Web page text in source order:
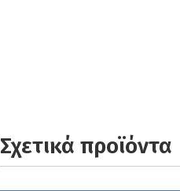
Σχετικά προϊόντα